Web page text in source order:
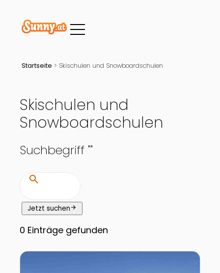
Startseite > Skischulen und Snowboardschulen
Skischulen und
Snowboardschulen
Suchbegriff ""
search
Jetzt suchenarrow_forward
0 Einträge gefunden
Zur Detailseite von Lech-Zürs: Das Winterskigebiet